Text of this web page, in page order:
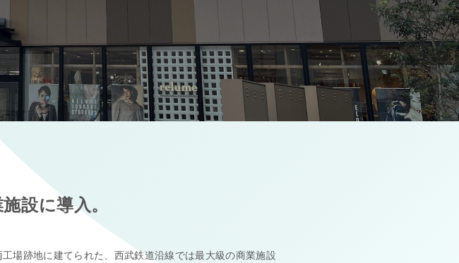
設に導入。
場跡地に建てられた、西武鉄道沿線では最大級の商業施設